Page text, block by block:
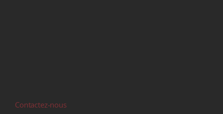
Contactez-nous